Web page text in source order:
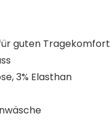
guten Tragekomfort
3% Elasthan